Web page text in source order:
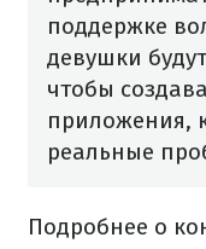
поддержке
девушки
чтобы
приложения,
реальные
Подробнее о